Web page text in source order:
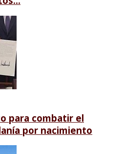
para combatir el
por nacimiento